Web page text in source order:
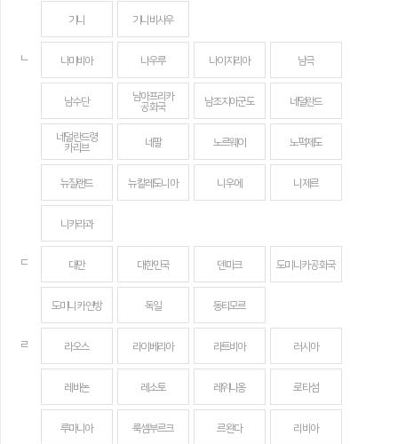
기니 기니비사우
ㄴ 나미비아 나우루 나이지리아 남극
남수단
남아프리카
공화국
남조지아군도 네덜란드
네덜란드령
카리브
네팔 노르웨이 노퍽제도
뉴질랜드 뉴칼레도니아 니우에 니제르
니카라과
ㄷ 대만 대한민국 덴마크 도미니카 공화국
도미니카 연방 독일 동티모르
ㄹ 라오스 라이베리아 라트비아 러시아
레바논 레소토 레위니옹 로타섬
루마니아 룩셈부르크 르완다 리비아